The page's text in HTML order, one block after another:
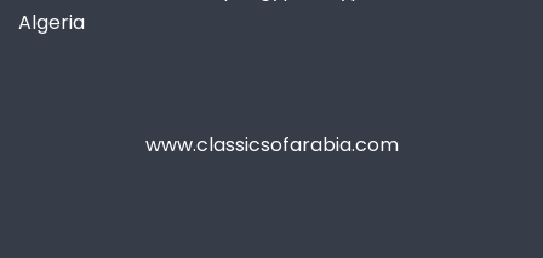
Algeria
www.classicsofarabia.com